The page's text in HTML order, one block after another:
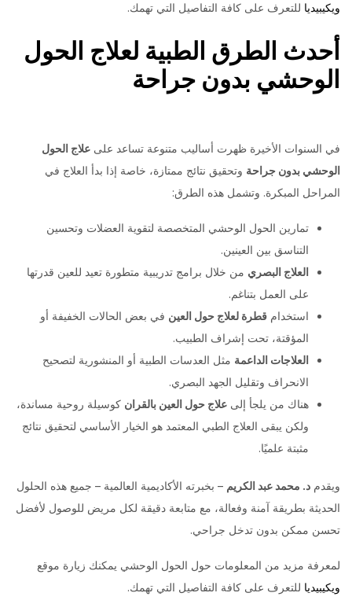
ويكيبيديا للتعرف على كافة التفاصيل التي تهمك.
أحدث الطرق الطبية لعلاج الحول
الوحشي بدون جراحة
في السنوات الأخيرة ظهرت أساليب متنوعة تساعد على علاج الحول
الوحشي بدون جراحةوتحقيق نتائج ممتازة، خاصة إذا بدأ العلاج في
المراحل المبكرة. وتشمل هذه الطرق:
تمارين الحول الوحشي المتخصصة لتقوية العضلات وتحسين
التناسق بين العينين.
العلاج البصريمن خلال برامج تدريبية متطورة تعيد للعين قدرتها
على العمل بتناغم.
استخدام قطرة لعلاج حول العينفي بعض الحالات الخفيفة أو
المؤقتة، تحت إشراف الطبيب.
العلاجات الداعمةمثل العدسات الطبية أو المنشورية لتصحيح
الانحراف وتقليل الجهد البصري.
هناك من يلجأ إلى علاج حول العين بالقرانكوسيلة روحية مساندة،
ولكن يبقى العلاج الطبي المعتمد هو الخيار الأساسي لتحقيق نتائج
مثبتة علميًا.
ويقدم د. محمد عبد الكريم– بخبرته الأكاديمية العالمية – جميع هذه الحلول
الحديثة بطريقة آمنة وفعالة، مع متابعة دقيقة لكل مريض للوصول لأفضل
تحسن ممكن بدون تدخل جراحي.
لمعرفة مزيد من المعلومات حول الحول الوحشي يمكنك زيارة موقع
ويكيبيديا للتعرف على كافة التفاصيل التي تهمك.